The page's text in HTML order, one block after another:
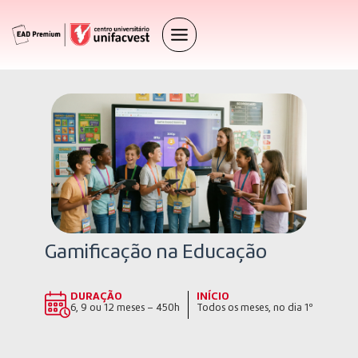
Gamificação na Educação
DURAÇÃO
6, 9 ou 12 meses – 450h
INÍCIO
Todos os meses, no dia 1º